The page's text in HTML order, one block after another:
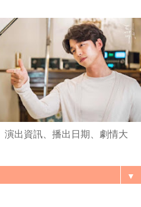
出資訊、播出日期、劇情大
▼